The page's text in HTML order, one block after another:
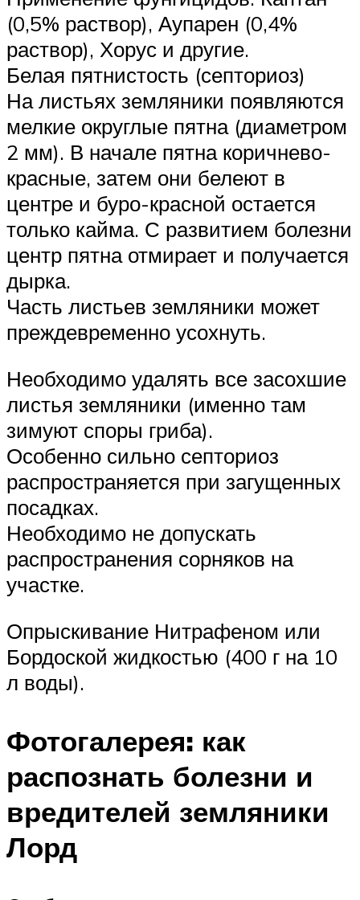
(0,5% раствор), Аупарен (0,4%
раствор), Хорус и другие.
Белая пятнистость (септориоз)
На листьях земляники появляются
мелкие округлые пятна (диаметром
2 мм). В начале пятна коричнево-
красные, затем они белеют в
центре и буро-красной остается
только кайма. С развитием болезни
центр пятна отмирает и получается
дырка.
Часть листьев земляники может
преждевременно усохнуть.
Необходимо удалять все засохшие
листья земляники (именно там
зимуют споры гриба).
Особенно сильно септориоз
распространяется при загущенных
посадках.
Необходимо не допускать
распространения сорняков на
участке.
Опрыскивание Нитрафеном или
Бордоской жидкостью (400 г на 10
л воды).
Фотогалерея: как
распознать болезни и
вредителей земляники
Лорд